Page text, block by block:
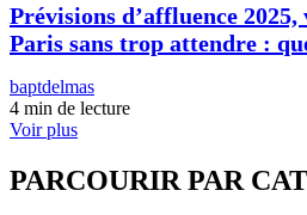
Prévisions d’affluence
Paris sans trop attendre :
baptdelmas
4 min de lecture
Voir plus
PARCOURIR PAR